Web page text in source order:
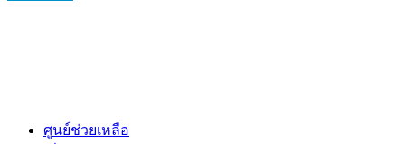
ศูนย์ช่วยเหลือ